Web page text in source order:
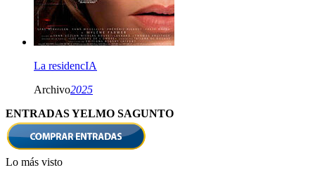
La residencIA
Archivo2025
ENTRADAS YELMO SAGUNTO
Lo más visto